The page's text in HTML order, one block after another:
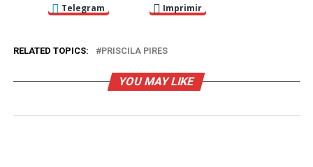
Telegram Imprimir
RELATED TOPICS: PRISCILA PIRES
YOU MAY LIKE